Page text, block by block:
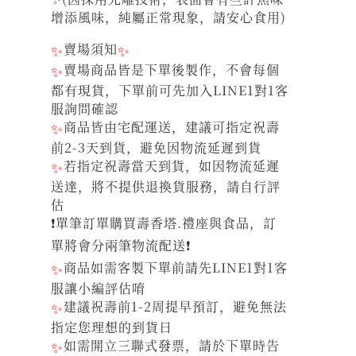
增添風味，純屬正常現象，請安心食用)
✨賣場須知✨
✨賣場商品皆是下單後製作，不會每個
都有現貨，下單前可先加入LINE1對1客
服詢問確認
✨商品皆由宅配運送，建議可指定祝壽
前2-3天到貨，避免因物流延遲到貨
✨若指定祝壽當天到貨，如因物流延遲
送達，將不提供退換貨服務，請自行評
估
❗單筆訂單購買壽香塔.禮座與食品，訂
單將會分兩筆物流配送❗
✨商品如需客製下單前請先LINE1對1客
服讓小編評估唷
✨建議祝壽前1-2周提早預訂，避免無法
指定您理想的到貨日
✨如需開立三聯式發票，請於下單時告